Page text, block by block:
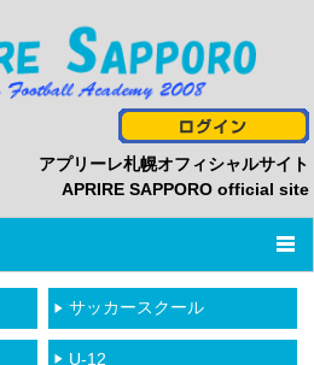
アプリーレ札幌オフィシャルサイト
APRIRE SAPPORO official site
サッカースクール
U-12